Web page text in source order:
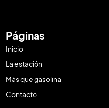
Páginas
Inicio
La estación
Más que gasolina
Contacto